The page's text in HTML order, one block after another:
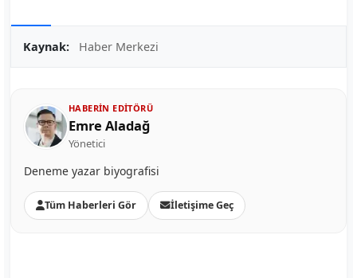
Kaynak: Haber Merkezi
HABERIN EDITÖRÜ
Emre Aladağ
Yönetici
Deneme yazar biyografisi
Tüm Haberleri Gör İletişime Geç